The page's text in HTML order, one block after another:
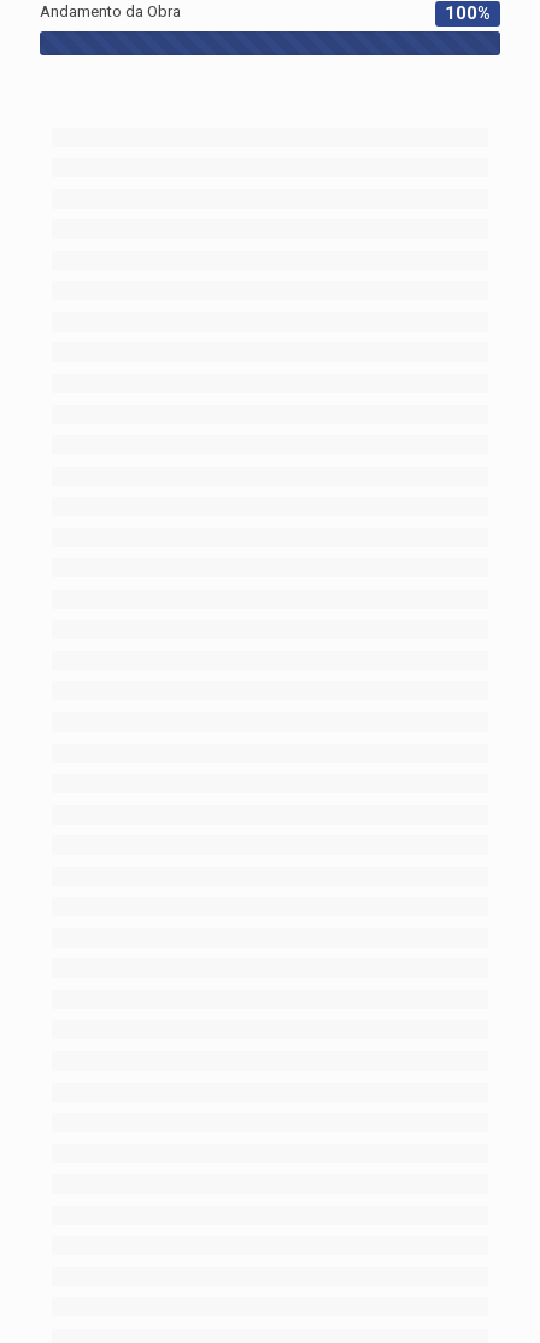
Andamento da Obra 100%